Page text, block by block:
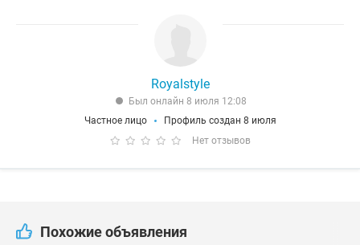
Royalstyle
Был онлайн 8 июля 12:08
Частное лицо
Профиль создан 8 июля
Нет отзывов
Похожие объявления